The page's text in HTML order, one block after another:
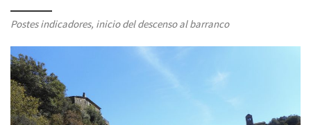
Postes indicadores, inicio del descenso al barranco